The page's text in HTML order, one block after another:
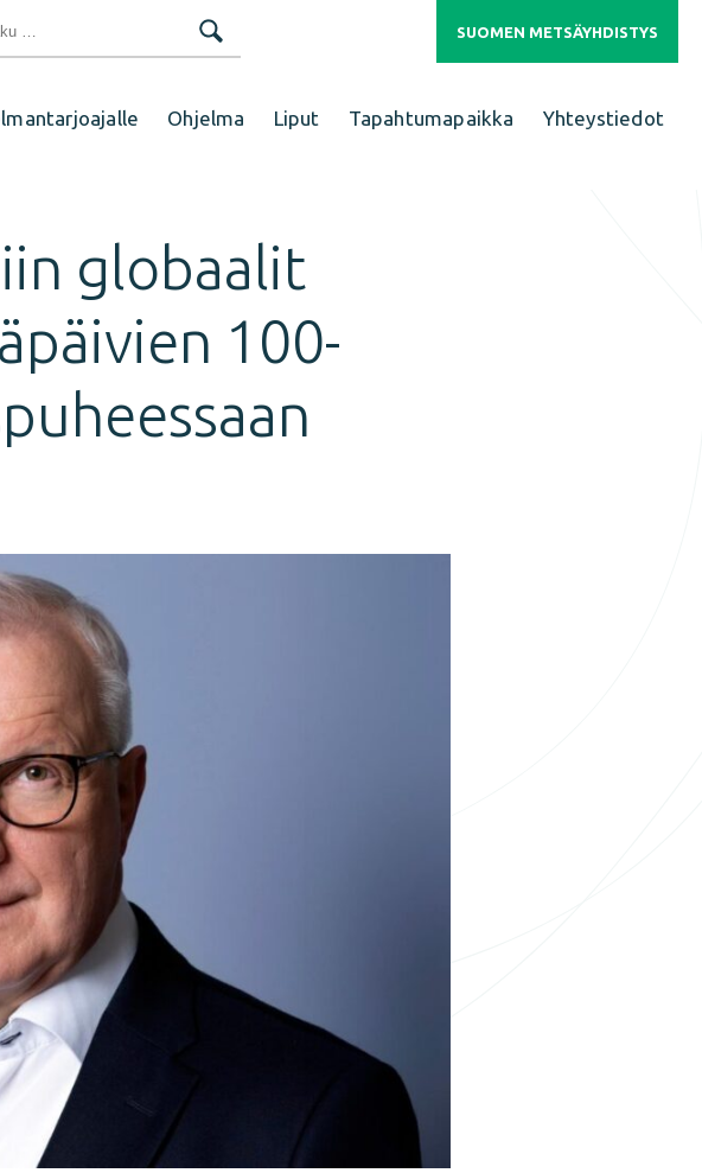
SUOMEN METSÄYHDISTYS
Ohjelma Liput Tapahtumapaikka Yhteystiedot
globaalit
100-